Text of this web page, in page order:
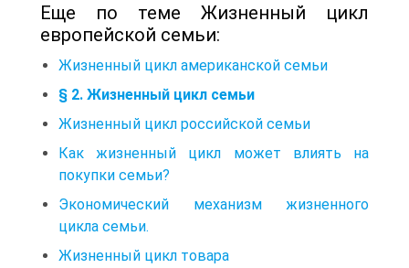
Еще по теме Жизненный цикл
европейской семьи:
Жизненный цикл американской семьи
§ 2. Жизненный цикл семьи
Жизненный цикл российской семьи
Как жизненный цикл может влиять на
покупки семьи?
Экономический механизм жизненного
цикла семьи.
Жизненный цикл товара